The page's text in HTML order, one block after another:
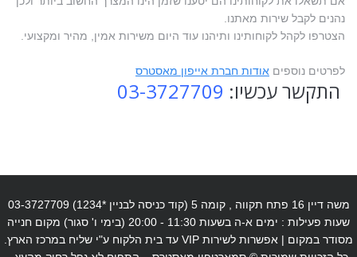
נהנים לקבל שירות מאתנו.
הצטרפו לקהל לקוחותינו ותיהנו עוד היום משירות אמין, מהיר ומקצועי.
לפרטים נוספים אודות חברת אייפון מאסטרס
התקשר עכשיו: 03-3727709
משה דיין 16 פתח תקווה , קומה 5 (קוד כניסה לבניין *1234) 03-3727709
שעות פעילות : ימים א-ה בשעות 11:30 - 20:00 (בימי ו' סגור) מקום חנייה
מסודר במקום | אפשרות לשירות VIP עד בית הלקוח ע"י שליח במרכז הארץ.